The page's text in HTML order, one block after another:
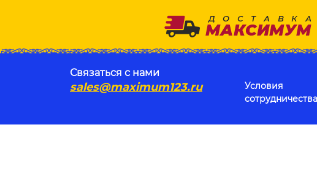
Связаться с нами
sales@maximum123.ru
Условия
сотрудничества